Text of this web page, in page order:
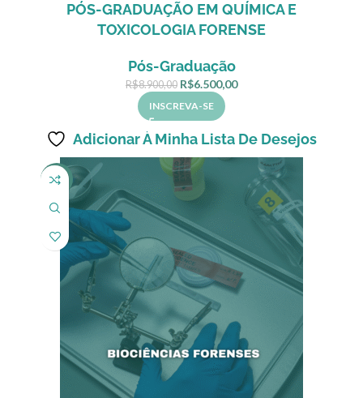
PÓS-GRADUAÇÃO EM QUÍMICA E
TOXICOLOGIA FORENSE
Pós-Graduação
R$8.900,00 R$6.500,00
INSCREVA-SE
Adicionar À Minha Lista De Desejos
-21%